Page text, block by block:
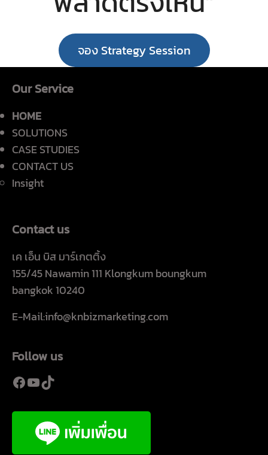
จอง Strategy Session
Our Service
HOME
SOLUTIONS
CASE STUDIES
CONTACT US
Insight
Contact us
เค เอ็น บิส มาร์เกตติ้ง
155/45 Nawamin 111 Klongkum boungkum
bangkok 10240
E-Mail:info@knbizmarketing.com
Follow us
Facebook
YouTube
TikTok